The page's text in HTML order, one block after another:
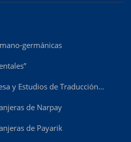
germánicas
y Estudios de Traducción…
de Narpay
de Payarik